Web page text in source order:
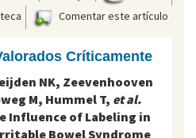
Comentar este artículo
Críticamente
NK, Zeevenhooven
M, Hummel T, et al.
Influence of Labeling in
Bowel Syndrome